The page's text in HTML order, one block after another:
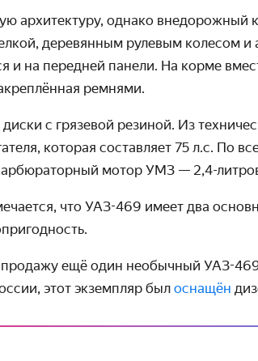
архитектуру, однако внедорожный
деревянным рулевым колесом и
и на передней панели. На корме
ремнями.
с грязевой резиной. Из
которая составляет 75 л.с. По
мотор УМЗ — 2,4-
что УАЗ-469 имеет два
продажу ещё один необычный УАЗ-
этот экземпляр былоснащён